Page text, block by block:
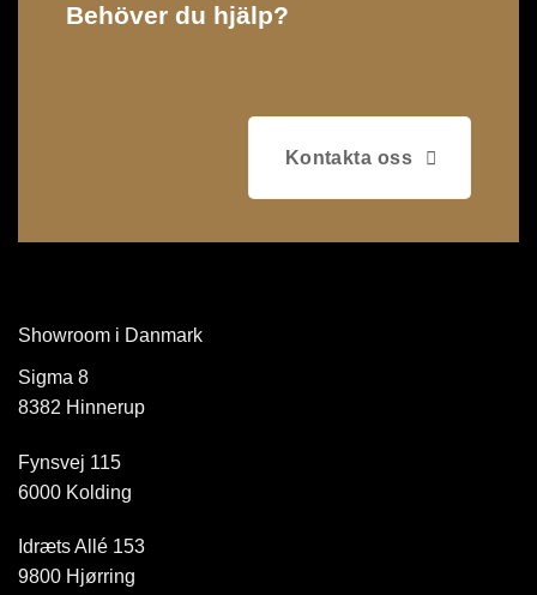
Behöver du hjälp?
Kontakta oss
Showroom i Danmark
Sigma 8
8382 Hinnerup
Fynsvej 115
6000 Kolding
Idræts Allé 153
9800 Hjørring